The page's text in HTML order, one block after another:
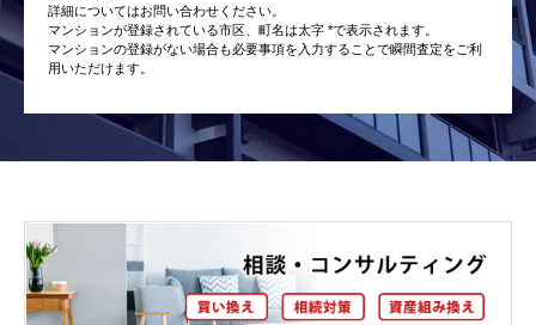
詳細についてはお問い合わせください。
マンションが登録されている市区、町名は太字 *で表示されます。
マンションの登録がない場合も必要事項を入力することで瞬間査定をご利
用いただけます。